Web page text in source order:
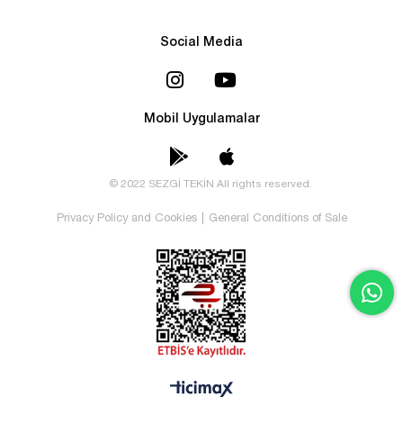
Social Media
Mobil Uygulamalar
© 2022 SEZGİ TEKİN All rights reserved.
Privacy Policy and Cookies General Conditions of Sale